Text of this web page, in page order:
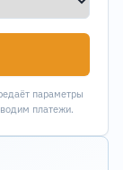
параметры
платежи.